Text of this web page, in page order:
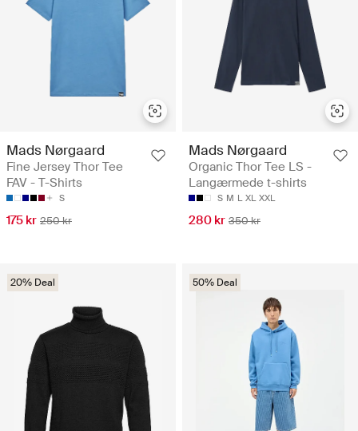
Mads Nørgaard
Fine Jersey Thor Tee
FAV - T-Shirts
S
175 kr 250 kr
Mads Nørgaard
Organic Thor Tee LS -
Langærmede t-shirts
S M L XL XXL
280 kr 350 kr
20% Deal 50% Deal